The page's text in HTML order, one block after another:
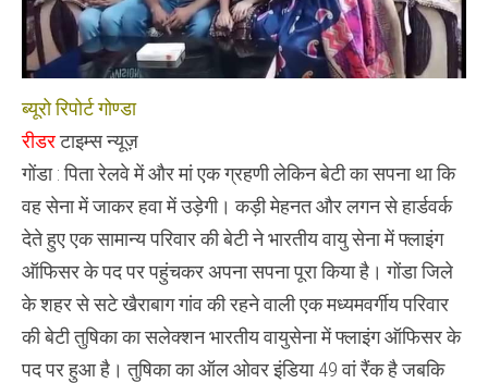
ब्यूरो रिपोर्ट गोण्डा
रीडरटाइम्स न्यूज़
गोंडा : पिता रेलवे में और मां एक ग्रहणी लेकिन बेटी का सपना था कि
वह सेना में जाकर हवा में उड़ेगी। कड़ी मेहनत और लगन से हार्डवर्क
देते हुए एक सामान्य परिवार की बेटी ने भारतीय वायु सेना में फ्लाइंग
ऑफिसर के पद पर पहुंचकर अपना सपना पूरा किया है। गोंडा जिले
के शहर से सटे खैराबाग गांव की रहने वाली एक मध्यमवर्गीय परिवार
की बेटी तुषिका का सलेक्शन भारतीय वायुसेना में फ्लाइंग ऑफिसर के
पद पर हुआ है। तुषिका का ऑल ओवर इंडिया 49 वां रैंक है जबकि